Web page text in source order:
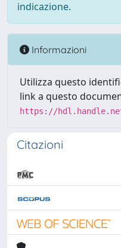
indicazione.
Informazioni
Utilizza questo
link a questo
https://
Citazioni